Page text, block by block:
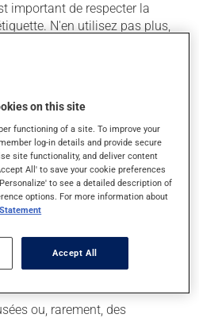
important de respecter la
N'en utilisez pas plus,
irritant pour l'estomac :
Essayez d'éviter les
café, les mets épicés et
ce produit peut à
effets indésirables (effets
:
de ventre;
ou, rarement, des
on this site
functioning of a site. To improve your
log-in details and provide secure
site functionality, and deliver content
All' to save your cookie preferences
to see a detailed description of
options. For more information about
Accept All